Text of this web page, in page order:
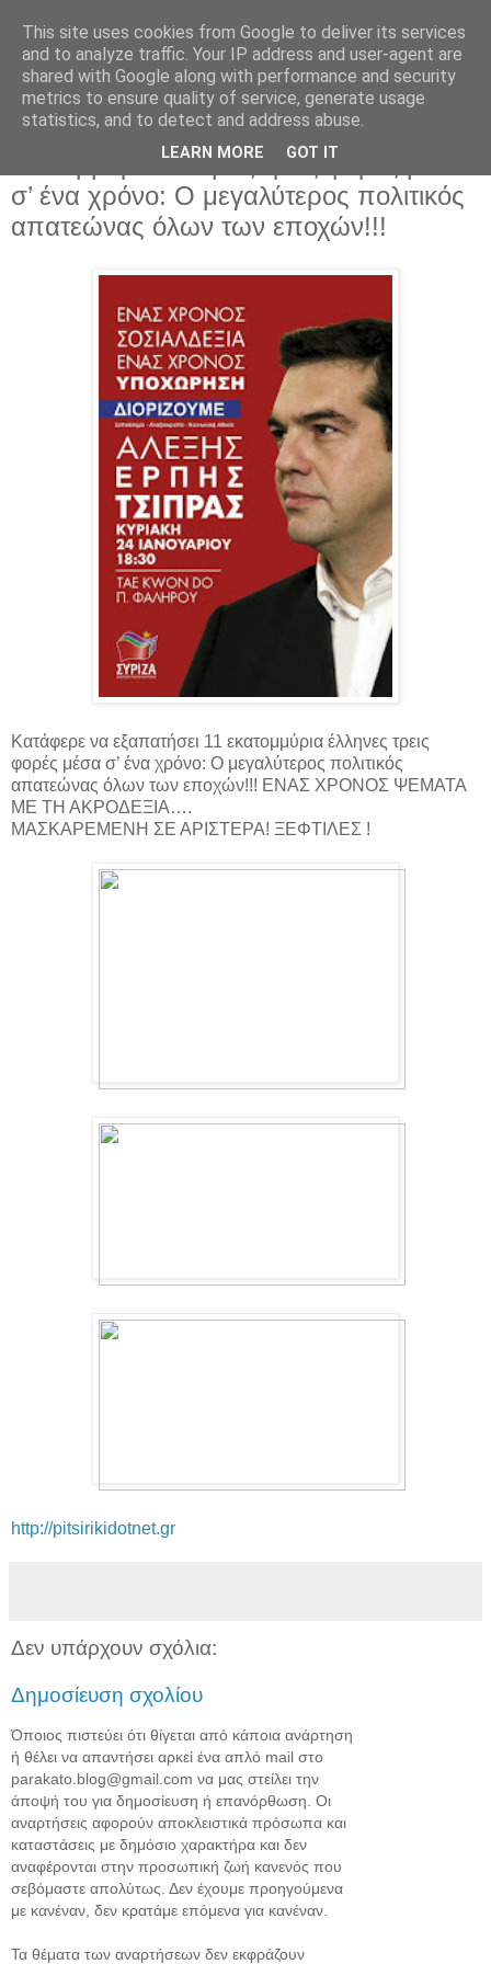
Parakato.gr
Κατάφερε να εξαπατήσει 11
εκατομμύρια έλληνες τρεις φορές μέσα
σ’ ένα χρόνο: Ο μεγαλύτερος πολιτικός
απατεώνας όλων των εποχών!!!
Κατάφερε να εξαπατήσει 11 εκατομμύρια έλληνες τρεις
φορές μέσα σ’ ένα χρόνο: Ο μεγαλύτερος πολιτικός
απατεώνας όλων των εποχών!!! ΕΝΑΣ ΧΡΟΝΟΣ ΨΕΜΑΤΑ
ΜΕ ΤΗ ΑΚΡΟΔΕΞΙΑ….
ΜΑΣΚΑΡΕΜΕΝΗ ΣΕ ΑΡΙΣΤΕΡΑ! ΞΕΦΤΙΛΕΣ !
http://pitsirikidotnet.gr
Δεν υπάρχουν σχόλια:
Δημοσίευση σχολίου
Όποιος πιστεύει ότι θίγεται από κάποια ανάρτηση
ή θέλει να απαντήσει αρκεί ένα απλό mail στο
parakato.blog@gmail.com να μας στείλει την
άποψή του για δημοσίευση ή επανόρθωση. Οι
αναρτήσεις αφορούν αποκλειστικά πρόσωπα και
καταστάσεις με δημόσιο χαρακτήρα και δεν
αναφέρονται στην προσωπική ζωή κανενός που
σεβόμαστε απολύτως. Δεν έχουμε προηγούμενα
με κανέναν, δεν κρατάμε επόμενα για κανέναν.
Τα θέματα των αναρτήσεων δεν εκφράζουν
This site uses cookies from Google to deliver its services
and to analyze traffic. Your IP address and user-agent are
shared with Google along with performance and security
metrics to ensure quality of service, generate usage
statistics, and to detect and address abuse.
LEARN MORE GOT IT